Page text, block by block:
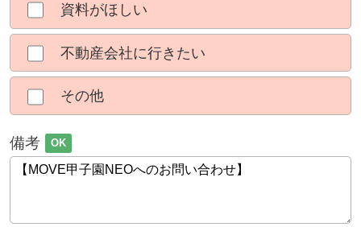
資料がほしい
不動産会社に行きたい
その他
備考 OK